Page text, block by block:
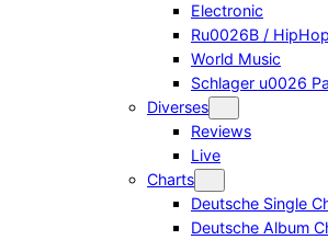
Electronic
Ru0026B / HipHop
World Music
Schlager u0026
Diverses
Reviews
Live
Charts
Deutsche Single
Deutsche Album